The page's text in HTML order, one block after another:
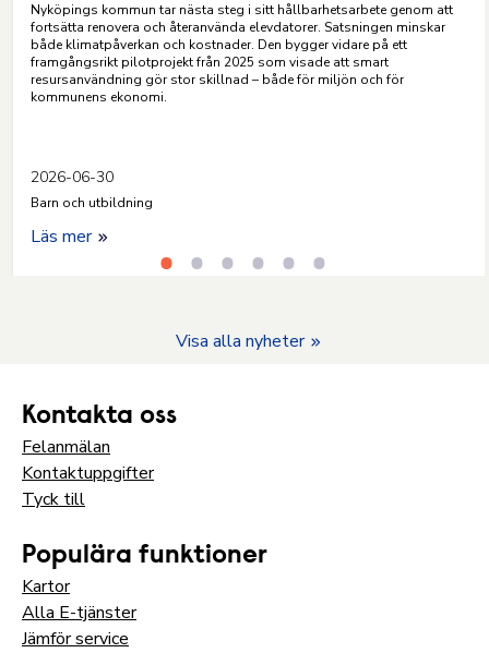
Nyköpings kommun tar nästa steg i sitt hållbarhetsarbete genom att
fortsätta renovera och återanvända elevdatorer. Satsningen minskar
både klimatpåverkan och kostnader. Den bygger vidare på ett
framgångsrikt pilotprojekt från 2025 som visade att smart
resursanvändning gör stor skillnad – både för miljön och för
kommunens ekonomi.
2026-06-30
Barn och utbildning
Läs mer
Visa alla nyheter
Kontakta oss
Felanmälan
Kontaktuppgifter
Tyck till
Populära funktioner
Kartor
Alla E-tjänster
Jämför service